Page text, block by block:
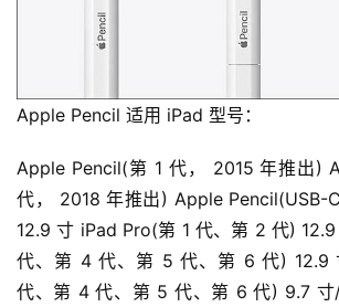
Apple Pencil 适用 iPad 型号：
Apple Pencil(第 1 代， 2015 年推出)
代， 2018 年推出) Apple Pencil(USB-
12.9 寸 iPad Pro(第 1 代、第 2 代)
代、第 4 代、第 5 代、第 6 代) 12.9
代、第 4 代、第 5 代、第 6 代) 9.7